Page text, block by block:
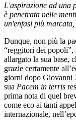
L'aspirazione ad una
è penetrata nelle
un'enfasi più
Dunque, non più la
“reggitori dei popoli”,
allargato la sua base,
grazie certamente
giorni dopo Giovanni
sua Pacem in terris
prima nota di quel
come eco ai tanti
internazionale,